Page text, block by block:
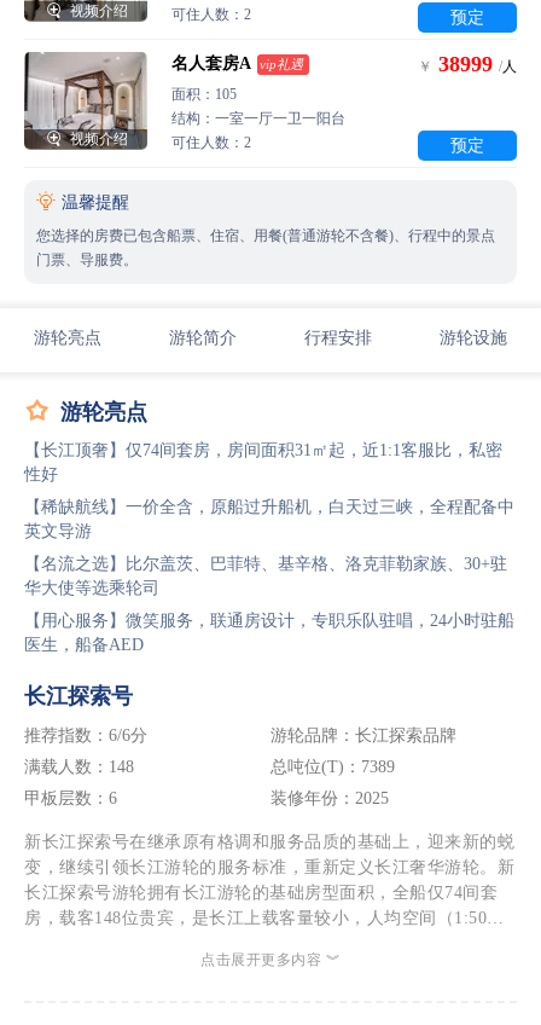
 视频介绍
可住人数：2
预定
 视频介绍
名人套房A vip礼遇
面积：105
结构：一室一厅一卫一阳台
可住人数：2
￥ 38999 /人
预定
 温馨提醒
您选择的房费已包含船票、住宿、用餐(普通游轮不含餐)、行程中的景点
门票、导服费。
游轮亮点 游轮简介 行程安排 游轮设施
 游轮亮点
【长江顶奢】仅74间套房，房间面积31㎡起，近1:1客服比，私密
性好
【稀缺航线】一价全含，原船过升船机，白天过三峡，全程配备中
英文导游
【名流之选】比尔盖茨、巴菲特、基辛格、洛克菲勒家族、30+驻
华大使等选乘轮司
【用心服务】微笑服务，联通房设计，专职乐队驻唱，24小时驻船
医生，船备AED
长江探索号
推荐指数：6/6分
游轮品牌：长江探索品牌
满载人数：148
总吨位(T)：7389
甲板层数：6
装修年份：2025
新长江探索号在继承原有格调和服务品质的基础上，迎来新的蜕
变，继续引领长江游轮的服务标准，重新定义长江奢华游轮。新
长江探索号游轮拥有长江游轮的基础房型面积，全船仅74间套
房，载客148位贵宾，是长江上载客量较小，人均空间（1:50）
号深入当地生活、重视原生文化内涵、以更独特的游览方式探索
点击展开更多内容 ︾